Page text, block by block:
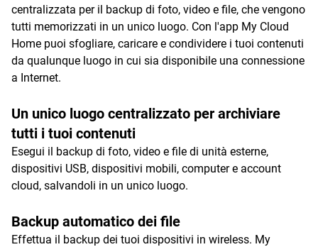
centralizzata per il backup di foto, video e file, che vengono
tutti memorizzati in un unico luogo. Con l'app My Cloud
Home puoi sfogliare, caricare e condividere i tuoi contenuti
da qualunque luogo in cui sia disponibile una connessione
a Internet.
Un unico luogo centralizzato per archiviare
tutti i tuoi contenuti
Esegui il backup di foto, video e file di unità esterne,
dispositivi USB, dispositivi mobili, computer e account
cloud, salvandoli in un unico luogo.
Backup automatico dei file
Effettua il backup dei tuoi dispositivi in wireless. My